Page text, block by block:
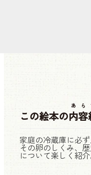
この絵本の内
あら
家庭の冷蔵庫に必
その卵のしくみ、
について楽しく紹